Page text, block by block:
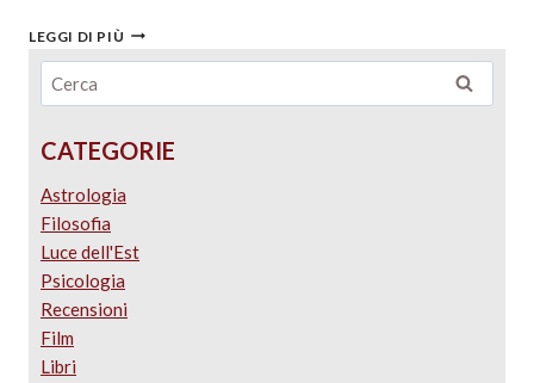
LEGGI DI PIÙ
CATEGORIE
Astrologia
Filosofia
Luce dell'Est
Psicologia
Recensioni
Film
Libri